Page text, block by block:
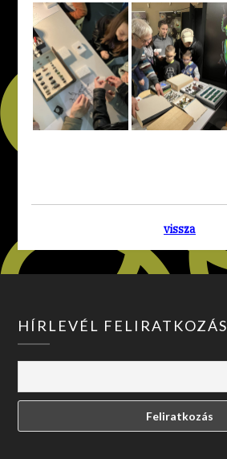
vissza
HÍRLEVÉL FELIRATKOZÁS